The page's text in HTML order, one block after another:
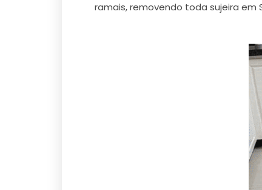
ramais, removendo toda sujeira em